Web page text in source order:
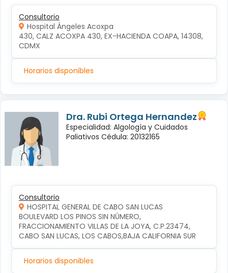
Consultorio
Hospital Ángeles Acoxpa
430, CALZ ACOXPA 430, EX-HACIENDA COAPA, 14308,
CDMX
Horarios disponibles
Dra. Rubi Ortega Hernandez
Especialidad: Algología y Cuidados
Paliativos Cédula: 20132165
Consultorio
HOSPITAL GENERAL DE CABO SAN LUCAS
BOULEVARD LOS PINOS SIN NÚMERO,
FRACCIONAMIENTO VILLAS DE LA JOYA, C.P.23474,
CABO SAN LUCAS, LOS CABOS,BAJA CALIFORNIA SUR
Horarios disponibles